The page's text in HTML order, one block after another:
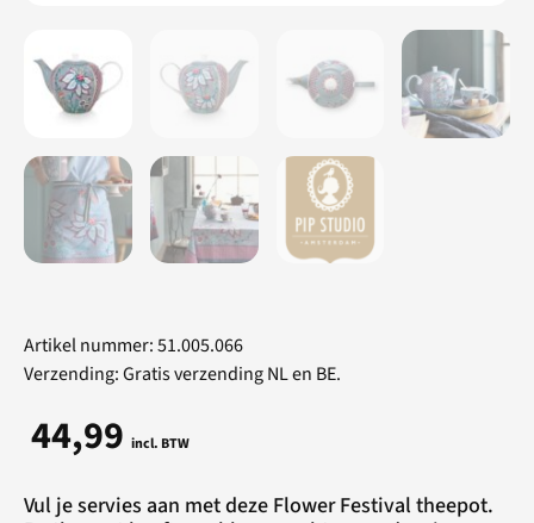
Artikel nummer: 51.005.066
Verzending: Gratis verzending NL en BE.
44,99 incl. BTW
Vul je servies aan met deze Flower Festival theepot.